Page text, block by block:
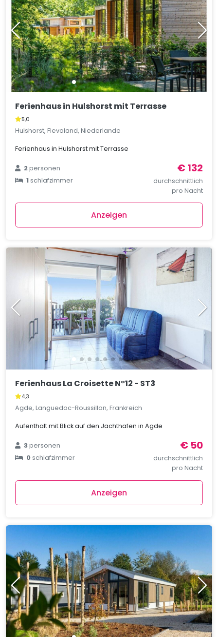
Ferienhaus in Hulshorst mit Terrasse
5,0
Hulshorst, Flevoland, Niederlande
Ferienhaus in Hulshorst mit Terrasse
2personen
1schlafzimmer
€ 132
durchschnittlich
pro Nacht
Anzeigen
Ferienhaus La Croisette N°12 - ST3
4,3
Agde, Languedoc-Roussillon, Frankreich
Aufenthalt mit Blick auf den Jachthafen in Agde
3personen
0schlafzimmer
€ 50
durchschnittlich
pro Nacht
Anzeigen